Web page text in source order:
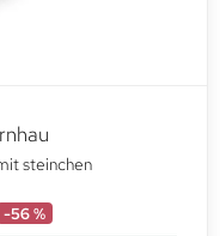
steinchen
-56 %